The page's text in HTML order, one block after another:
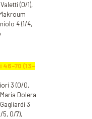
(0/1),
4 (1/4,
46-70 (13-
3 (0/0,
Dolera
3
5, 0/7),